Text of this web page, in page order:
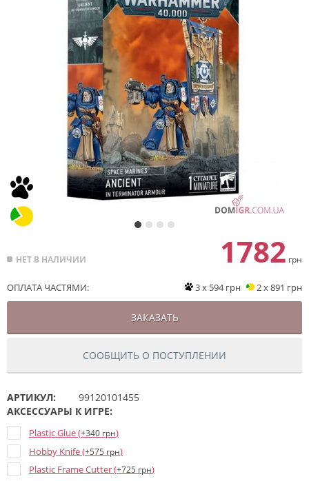
НЕТ В НАЛИЧИИ 1782 грн
ОПЛАТА ЧАСТЯМИ: 3 x 594 грн 2 x 891 грн
ЗАКАЗАТЬ
СООБЩИТЬ О ПОСТУПЛЕНИИ
АРТИКУЛ:
99120101455
АКСЕССУАРЫ К ИГРЕ:
Plastic Glue (+340 грн)
Hobby Knife (+575 грн)
Plastic Frame Cutter (+725 грн)